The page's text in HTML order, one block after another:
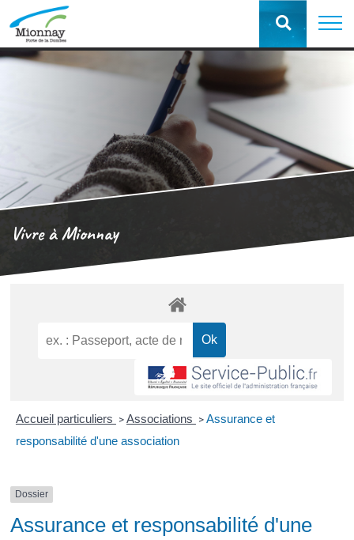
Vivre à Mionnay
Accueil particuliers > Associations > Assurance et
responsabilité d'une association
Dossier
Assurance et responsabilité d'une